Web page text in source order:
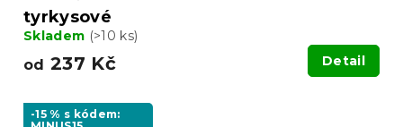
tyrkysové
Skladem (>10 ks)
od 237 Kč Detail
-15 % s kódem: